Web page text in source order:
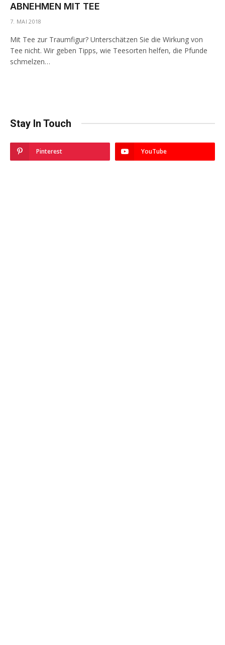
ABNEHMEN MIT TEE
7. MAI 2018
Mit Tee zur Traumfigur? Unterschätzen Sie die Wirkung von
Tee nicht. Wir geben Tipps, wie Teesorten helfen, die Pfunde
schmelzen…
Stay In Touch
Pinterest YouTube